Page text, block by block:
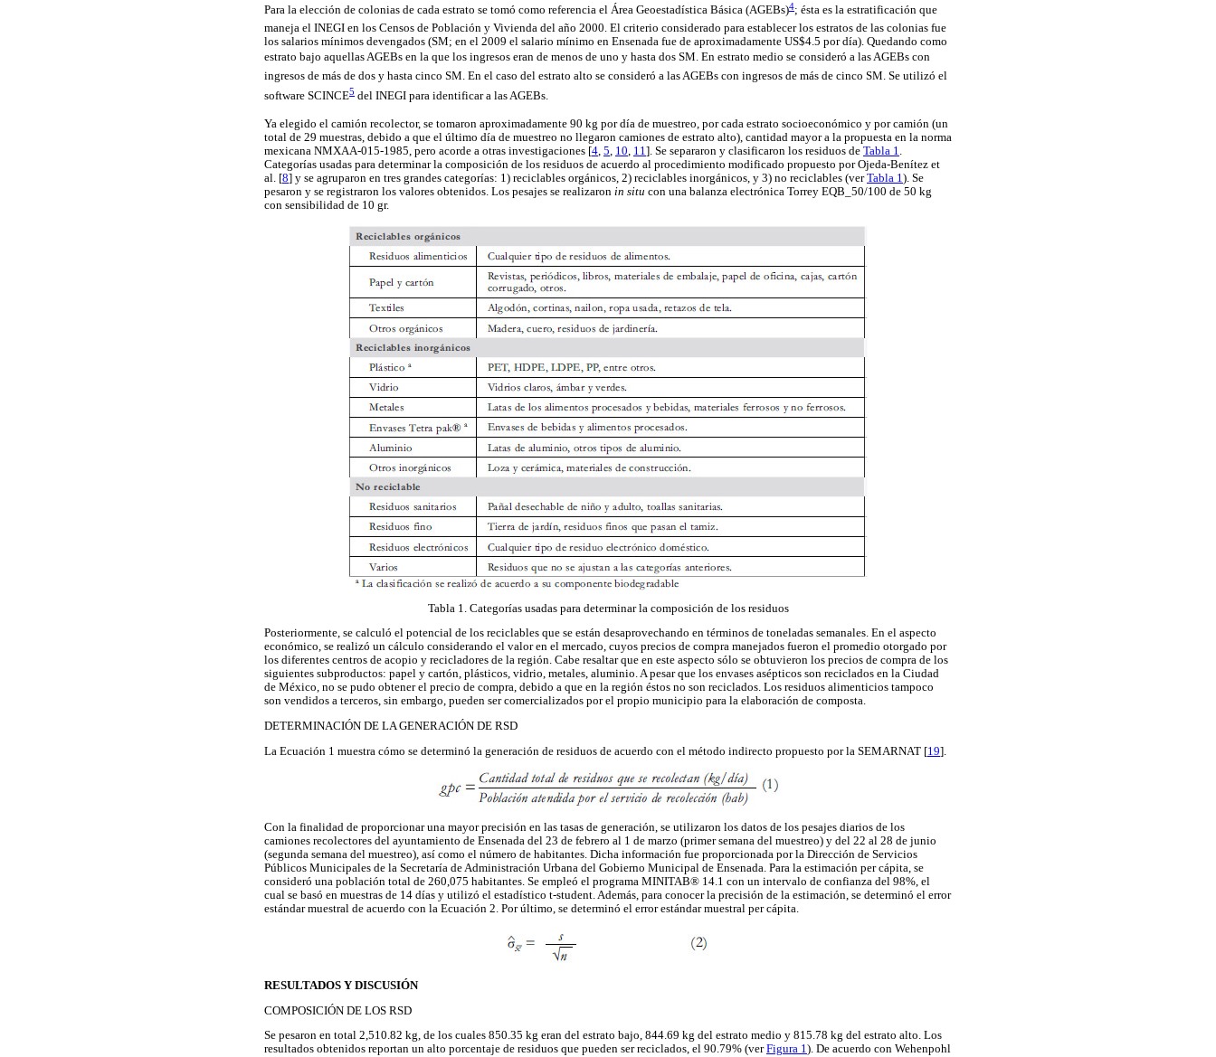
Para la elección de colonias de cada estrato se tomó como referencia el Área Geoestadística Básica (AGEBs)4; ésta es la estratificación que
maneja el INEGI en los Censos de Población y Vivienda del año 2000. El criterio considerado para establecer los estratos de las colonias fue
los salarios mínimos devengados (SM; en el 2009 el salario mínimo en Ensenada fue de aproximadamente US$4.5 por día). Quedando como
estrato bajo aquellas AGEBs en la que los ingresos eran de menos de uno y hasta dos SM. En estrato medio se consideró a las AGEBs con
ingresos de más de dos y hasta cinco SM. En el caso del estrato alto se consideró a las AGEBs con ingresos de más de cinco SM. Se utilizó el
software SCINCE5 del INEGI para identificar a las AGEBs.
Ya elegido el camión recolector, se tomaron aproximadamente 90 kg por día de muestreo, por cada estrato socioeconómico y por camión (un
total de 29 muestras, debido a que el último día de muestreo no llegaron camiones de estrato alto), cantidad mayor a la propuesta en la norma
mexicana NMXAA-015-1985, pero acorde a otras investigaciones [4, 5, 10, 11]. Se separaron y clasificaron los residuos de Tabla 1.
Categorías usadas para determinar la composición de los residuos de acuerdo al procedimiento modificado propuesto por Ojeda-Benítez et
al. [8] y se agruparon en tres grandes categorías: 1) reciclables orgánicos, 2) reciclables inorgánicos, y 3) no reciclables (verTabla 1). Se
pesaron y se registraron los valores obtenidos. Los pesajes se realizaron in situ con una balanza electrónica Torrey EQB_50/100 de 50 kg
con sensibilidad de 10 gr.
Tabla 1. Categorías usadas para determinar la composición de los residuos
Posteriormente, se calculó el potencial de los reciclables que se están desaprovechando en términos de toneladas semanales. En el aspecto
económico, se realizó un cálculo considerando el valor en el mercado, cuyos precios de compra manejados fueron el promedio otorgado por
los diferentes centros de acopio y recicladores de la región. Cabe resaltar que en este aspecto sólo se obtuvieron los precios de compra de los
siguientes subproductos: papel y cartón, plásticos, vidrio, metales, aluminio. A pesar que los envases asépticos son reciclados en la Ciudad
de México, no se pudo obtener el precio de compra, debido a que en la región éstos no son reciclados. Los residuos alimenticios tampoco
son vendidos a terceros, sin embargo, pueden ser comercializados por el propio municipio para la elaboración de composta.
DETERMINACIÓN DE LA GENERACIÓN DE RSD
La Ecuación 1 muestra cómo se determinó la generación de residuos de acuerdo con el método indirecto propuesto por la SEMARNAT [19].
Con la finalidad de proporcionar una mayor precisión en las tasas de generación, se utilizaron los datos de los pesajes diarios de los
camiones recolectores del ayuntamiento de Ensenada del 23 de febrero al 1 de marzo (primer semana del muestreo) y del 22 al 28 de junio
(segunda semana del muestreo), así como el número de habitantes. Dicha información fue proporcionada por la Dirección de Servicios
Públicos Municipales de la Secretaría de Administración Urbana del Gobierno Municipal de Ensenada. Para la estimación per cápita, se
consideró una población total de 260,075 habitantes. Se empleó el programa MINITAB® 14.1 con un intervalo de confianza del 98%, el
cual se basó en muestras de 14 días y utilizó el estadístico t-student. Además, para conocer la precisión de la estimación, se determinó el error
estándar muestral de acuerdo con la Ecuación 2. Por último, se determinó el error estándar muestral per cápita.
RESULTADOS Y DISCUSIÓN
COMPOSICIÓN DE LOS RSD
Se pesaron en total 2,510.82 kg, de los cuales 850.35 kg eran del estrato bajo, 844.69 kg del estrato medio y 815.78 kg del estrato alto. Los
resultados obtenidos reportan un alto porcentaje de residuos que pueden ser reciclados, el 90.79% (verFigura 1). De acuerdo con Wehenpohl